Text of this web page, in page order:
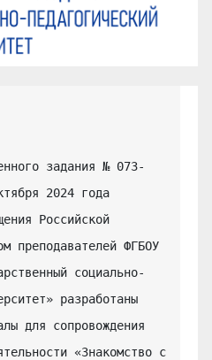
задания № 073-
2024 года
Российской
преподавателей ФГБОУ
социально-
разработаны
для сопровождения
«Знакомство с